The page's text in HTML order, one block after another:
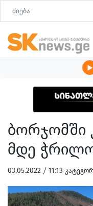
ბორჯომში
მდე
03.05.2022 / 11:13